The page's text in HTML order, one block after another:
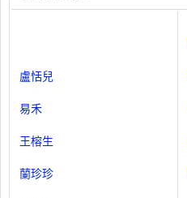
盧恬兒
易禾
王榕生
蘭珍珍